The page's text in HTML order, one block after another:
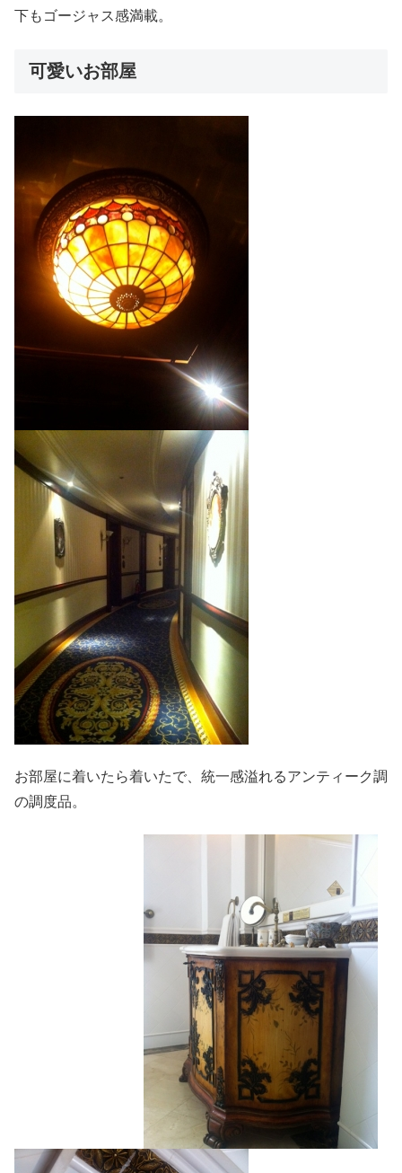
下もゴージャス感満載。
可愛いお部屋
お部屋に着いたら着いたで、統一感溢れるアンティーク調
の調度品。